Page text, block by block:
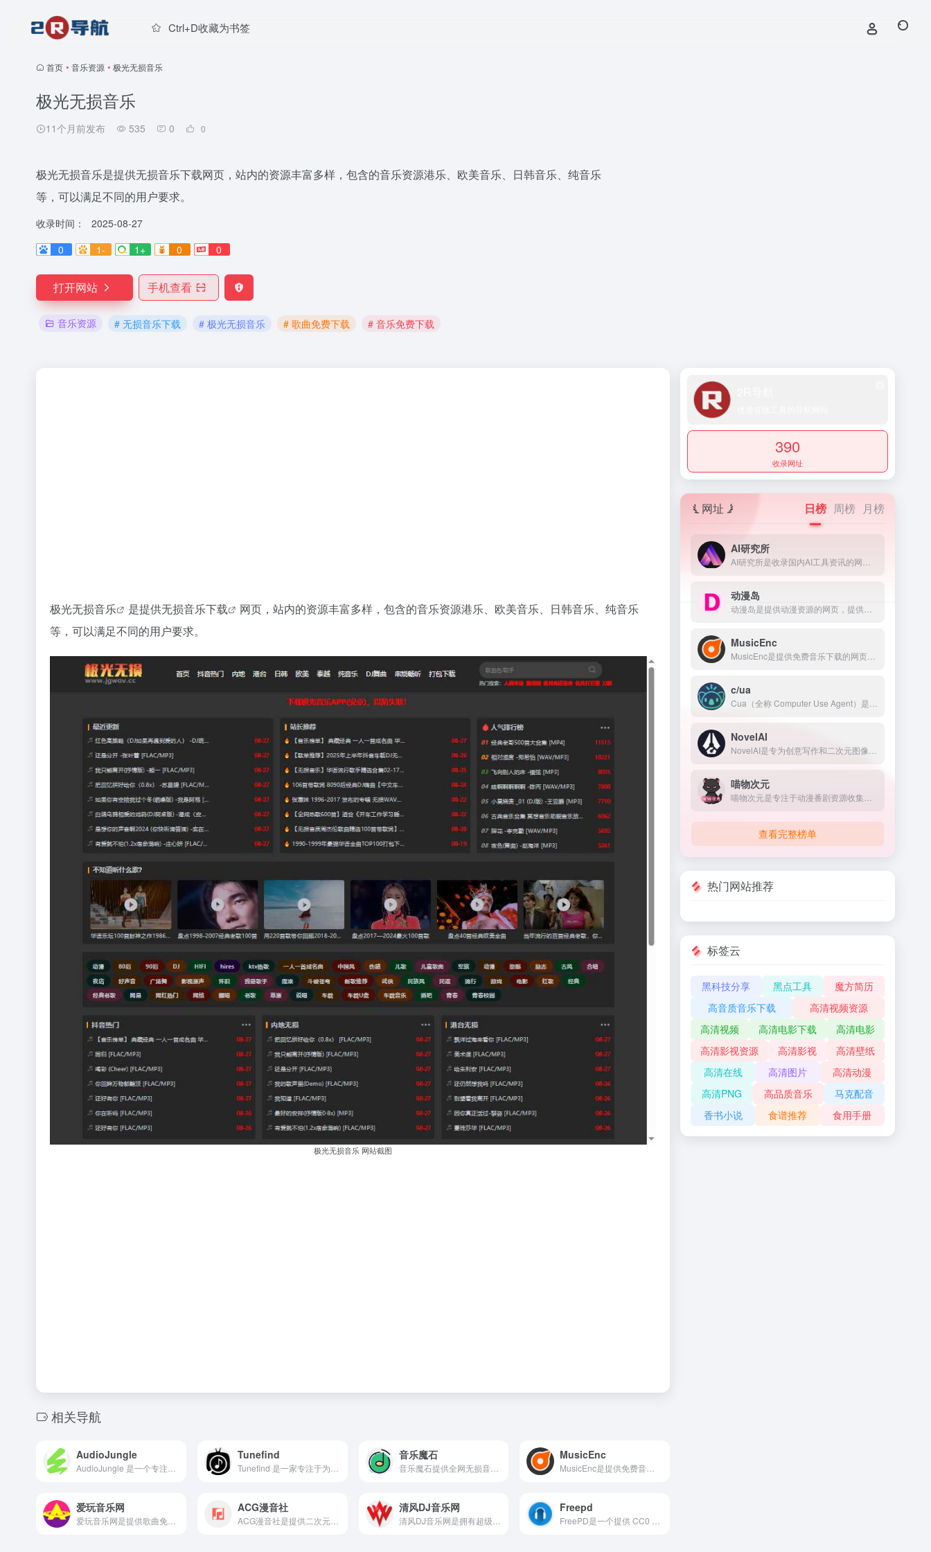
Ctrl+D收藏为书签
首页 • 音乐资源 • 极光无损音乐
极光无损音乐
11个月前发布 535 0 0
极光无损音乐是提供无损音乐下载网页，站内的资源丰富多样，包含的音乐资源港乐、欧美音乐、日韩音乐、纯音乐
等，可以满足不同的用户要求。
收录时间：
2025-08-27
0
1- 1+ 0 0
打开网站 手机查看
音乐资源 # 无损音乐下载 # 极光无损音乐 # 歌曲免费下载 # 音乐免费下载
极光无损音乐 是提供无损音乐下载
网页，站内的资源丰富多样，包含的音乐资源港乐、欧美音乐、日韩音乐、纯音乐
等，可以满足不同的用户要求。
极光无损音乐 网站截图
相关导航
AudioJungle
AudioJungle 是一个专注于免版税（Royalty-Free）音频素材交易的在线市场。
Tunefind
Tunefind 是一家专注于为用户提供电影、电视剧、视频游戏以及广告中的背景音乐（BGM）和主题曲信息。
音乐魔石
音乐魔石提供全网无损音乐，包含网络音乐排行、网络热门歌曲、非主流音乐、经典老歌、劲舞团歌曲、搞笑歌曲、儿童歌曲、网络歌曲等，收录了网上最新歌曲和流行音乐。
MusicEnc
MusicEnc是提供免费音乐下载的网页，提供的音乐资源丰富多样，支持多种语言的音乐资源，包括华语、美、日、韩等多国音乐。用户可以下载 MP3 格式音乐和 LRC 格式歌词。
爱玩音乐网
爱玩音乐网是提供歌曲免费下载和在线试听的音乐网站，提供的功能较为全面，包括单曲试听、歌单播放、无损音乐下载、MP3下载、歌词下载、MV下载和在线观看等。
ACG漫音社
ACG漫音社是提供二次元动漫音乐资源下载的网页，它涵盖了超多的资源分享也有动漫图片、游戏等下载。
清风DJ音乐网
清风DJ音乐网是拥有超级多DJ音乐资源的网页，用户可以直接在网页进行听音乐、下载音乐、还可以相互交流的网页。
Freepd
FreePD是一个提供 CC0 免版权音乐素材的网站。
390
收录网址
网址 日榜 周榜 月榜
AI研究所
动漫岛
MusicEnc
c/ua
NovelAI
喵物次元
查看完整榜单
热门网站推荐
标签云
黑科技分享 黑点工具
魔方简历
高音质音乐下载
高清视频资源
高清视频
高清电影下载
高清电影
高清影视资源
高清影视
高清壁纸
高清在线
高清图片
高清动漫
高清PNG
高品质音乐
马克配音
香书小说
食谱推荐 食用手册